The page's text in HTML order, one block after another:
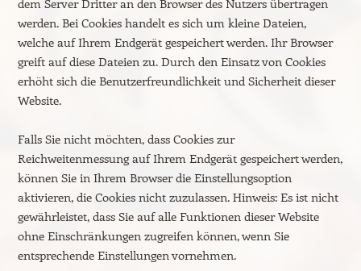
dem Server Dritter an den Browser des Nutzers übertragen
werden. Bei Cookies handelt es sich um kleine Dateien,
welche auf Ihrem Endgerät gespeichert werden. Ihr Browser
greift auf diese Dateien zu. Durch den Einsatz von Cookies
erhöht sich die Benutzerfreundlichkeit und Sicherheit dieser
Website.
Falls Sie nicht möchten, dass Cookies zur
Reichweitenmessung auf Ihrem Endgerät gespeichert werden,
können Sie in Ihrem Browser die Einstellungsoption
aktivieren, die Cookies nicht zuzulassen. Hinweis: Es ist nicht
gewährleistet, dass Sie auf alle Funktionen dieser Website
ohne Einschränkungen zugreifen können, wenn Sie
entsprechende Einstellungen vornehmen.